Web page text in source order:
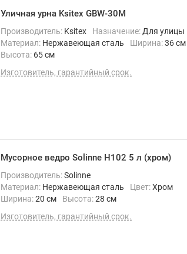
Уличная урна Ksitex GBW-30M
Производитель: Ksitex Назначение: Для улицы
Материал: Нержавеющая сталь Ширина:36 см
Высота: 65 см
Изготовитель, гарантийный срок.
Мусорное ведро Solinne H102 5 л (хром)
Производитель:Solinne
Материал: Нержавеющая сталь Цвет:Хром
Ширина:20 см Высота:28 см
Изготовитель, гарантийный срок.